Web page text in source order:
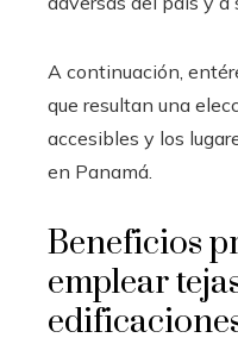
A continuación,
que resultan una
accesibles y los
en Panamá.
Beneficios
emplear